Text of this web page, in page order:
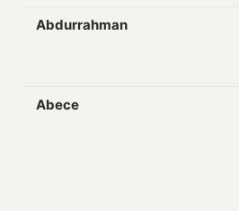
Abdurrahman
Abece